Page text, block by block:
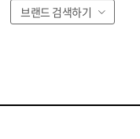
브랜드 검색하기